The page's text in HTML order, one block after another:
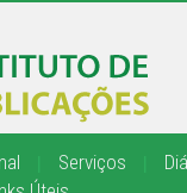
Serviços